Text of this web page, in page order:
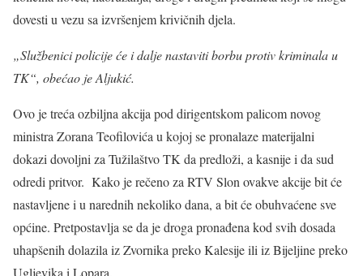
dovesti u vezu sa izvršenjem krivičnih djela.
„Službenici policije će i dalje nastaviti borbu protiv kriminala u
TK“, obećao je Aljukić.
Ovo je treća ozbiljna akcija pod dirigentskom palicom novog
ministra Zorana Teofilovića u kojoj se pronalaze materijalni
dokazi dovoljni za Tužilaštvo TK da predloži, a kasnije i da sud
odredi pritvor. Kako je rečeno za RTV Slon ovakve akcije bit će
nastavljene i u narednih nekoliko dana, a bit će obuhvaćene sve
općine. Pretpostavlja se da je droga pronađena kod svih dosada
uhapšenih dolazila iz Zvornika preko Kalesije ili iz Bijeljine preko
Ugljevika i Lopara.